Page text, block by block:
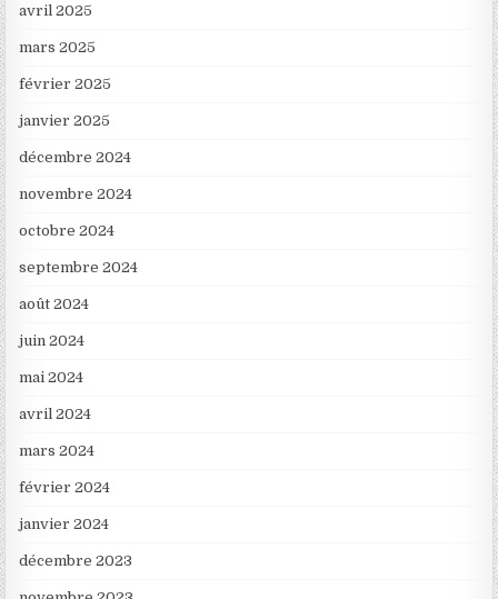
avril 2025
mars 2025
février 2025
janvier 2025
décembre 2024
novembre 2024
octobre 2024
septembre 2024
août 2024
juin 2024
mai 2024
avril 2024
mars 2024
février 2024
janvier 2024
décembre 2023